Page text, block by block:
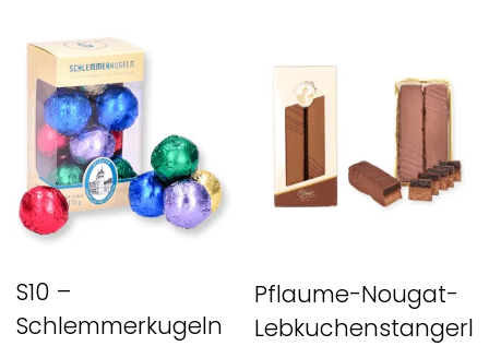
S10 –
Schlemmerkugeln
Pflaume-Nougat-
Lebkuchenstangerl